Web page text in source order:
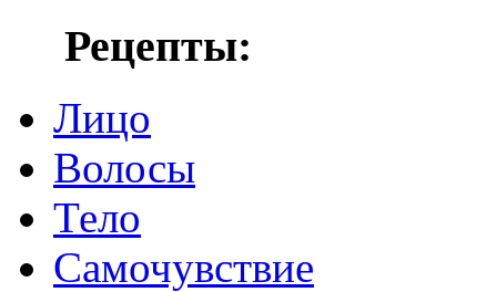
Рецепты:
Лицо
Волосы
Тело
Самочувствие